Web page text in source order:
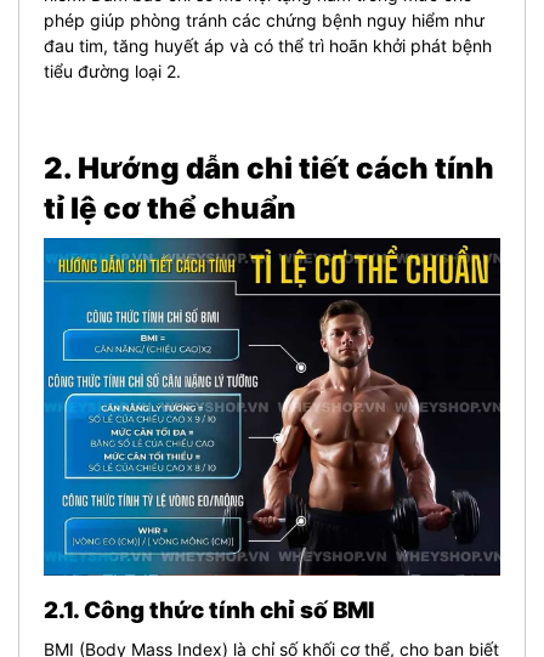
phép giúp phòng tránh các chứng bệnh nguy hiểm như
đau tim, tăng huyết áp và có thể trì hoãn khởi phát bệnh
tiểu đường loại 2.
2. Hướng dẫn chi tiết cách tính
tỉ lệ cơ thể chuẩn
2.1. Công thức tính chỉ số BMI
BMI (Body Mass Index) là chỉ số khối cơ thể, cho bạn biết